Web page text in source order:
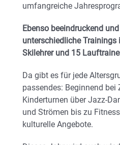
umfangreiche
Ebenso beeindruckend
unterschiedliche Trainings
Skilehrer und 15
Da gibt es für jede
passendes: Beginnend
Kinderturnen über Jazz-
und Strömen bis zu
kulturelle Angebote.